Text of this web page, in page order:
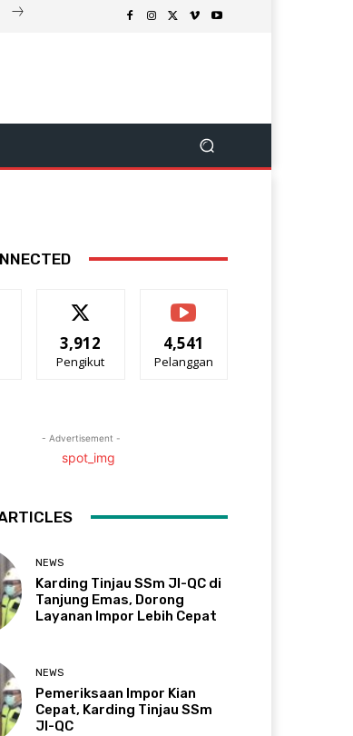
3,912
Pengikut
4,541
Pelanggan
- Advertisement -
NEWS
Karding Tinjau SSm JI-QC di
Tanjung Emas, Dorong
Layanan Impor Lebih Cepat
NEWS
Pemeriksaan Impor Kian
Cepat, Karding Tinjau SSm
JI-QC